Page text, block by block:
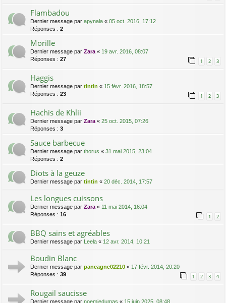
Flambadou
Dernier message par apynala « 05 oct. 2016, 17:12
Réponses : 2
Morille
Dernier message par Zara « 19 avr. 2016, 08:07
Réponses : 27 1 2 3
Haggis
Dernier message par tintin « 15 févr. 2016, 18:57
Réponses : 23 1 2 3
Hachis de Khlii
Dernier message par Zara « 25 oct. 2015, 07:26
Réponses : 3
Sauce barbecue
Dernier message par thorus « 31 mai 2015, 23:04
Réponses : 2
Diots à la geuze
Dernier message par tintin « 20 déc. 2014, 17:57
Les longues cuissons
Dernier message par Zara « 11 mai 2014, 16:04
Réponses : 16 1 2
BBQ sains et agréables
Dernier message par Leela « 12 avr. 2014, 10:21
Boudin Blanc
Dernier message par pancagne02210 « 17 févr. 2014, 20:20
Réponses : 39 1 2 3 4
Rougail saucisse
Dernier message par noemiedumas « 15 juin 2025, 08:48